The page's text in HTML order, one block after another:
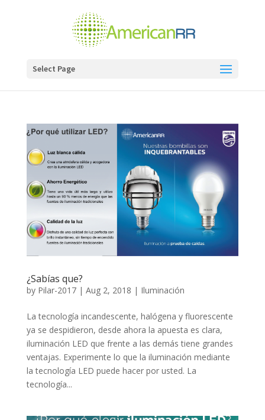
Select Page
¿Sabías que?
by Pilar-2017| Aug 2, 2018 | Iluminación
La tecnología incandescente, halógena y fluorescente
ya se despidieron, desde ahora la apuesta es clara,
iluminación LED que frente a las demás tiene grandes
ventajas. Experimente lo que la iluminación mediante
la tecnología LED puede hacer por usted. La
tecnología...